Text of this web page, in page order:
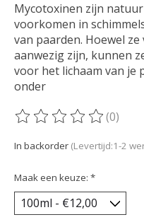
Mycotoxinen zijn
voorkomen in
van paarden. Hoewel
aanwezig zijn, kunnen
voor het lichaam van je
onder
De beoordeling van dit
(0)
In backorder (Levertijd:1-2
Maak een keuze: *